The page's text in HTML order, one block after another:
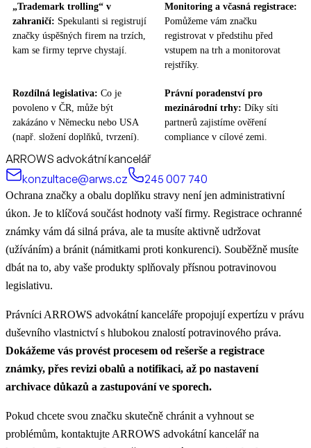
„Trademark trolling“ v
zahraničí: Spekulanti si registrují
značky úspěšných firem na trzích,
kam se firmy teprve chystají.
Monitoring a včasná registrace:
Pomůžeme vám značku
registrovat v předstihu před
vstupem na trh a monitorovat
rejstříky.
Rozdílná legislativa: Co je
povoleno v ČR, může být
zakázáno v Německu nebo USA
(např. složení doplňků, tvrzení).
Právní poradenství pro
mezinárodní trhy: Díky síti
partnerů zajistíme ověření
compliance v cílové zemi.
ARROWS advokátní kancelář
konzultace@arws.cz
245 007 740
Ochrana značky a obalu doplňku stravy není jen administrativní
úkon. Je to klíčová součást hodnoty vaší firmy. Registrace ochranné
známky vám dá silná práva, ale ta musíte aktivně udržovat
(užíváním) a bránit (námitkami proti konkurenci). Souběžně musíte
dbát na to, aby vaše produkty splňovaly přísnou potravinovou
legislativu.
Právníci ARROWS advokátní kanceláře propojují expertízu v právu
duševního vlastnictví s hlubokou znalostí potravinového práva.
Dokážeme vás provést procesem od rešerše a registrace
známky, přes revizi obalů a notifikaci, až po nastavení
archivace důkazů a zastupování ve sporech.
Pokud chcete svou značku skutečně chránit a vyhnout se
problémům, kontaktujte ARROWS advokátní kancelář na